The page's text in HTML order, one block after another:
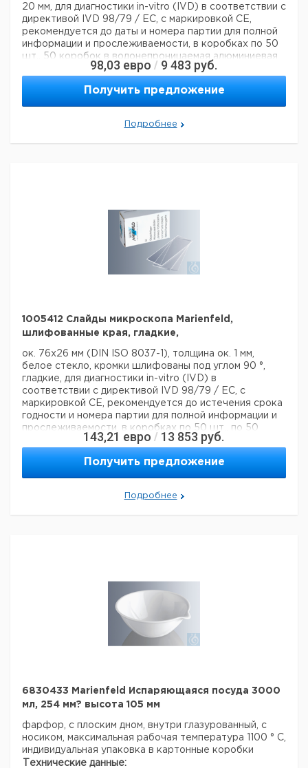
20 мм, для диагностики in-vitro (IVD) в соответствии с
директивой IVD 98/79 / EC, с маркировкой CE,
рекомендуется до даты и номера партии для полной
информации и прослеживаемости, в коробках по 50
шт., 50 коробок в водонепроницаемая алюминиевая
Технические данные:
Порез
Матовый:
да
98,03 евро / 9 483 руб.
Получить предложение
Подробнее
1005412 Слайды микроскопа Marienfeld,
шлифованные края, гладкие,
ок. 76x26 мм (DIN ISO 8037-1), толщина ок. 1 мм,
белое стекло, кромки шлифованы под углом 90 °,
гладкие, для диагностики in-vitro (IVD) в
соответствии с директивой IVD 98/79 / EC, с
маркировкой CE, рекомендуется до истечения срока
годности и номера партии для полной информации и
прослеживаемости, в коробках по 50 шт., по 50
коробок в водонепроницаемом алюминиевом пакете
Технические данные:
Земля 90 °
Матовый:
нет
143,21 евро / 13 853 руб.
Получить предложение
Подробнее
6830433 Marienfeld Испаряющаяся посуда 3000
мл, 254 мм? высота 105 мм
фарфор, с плоским дном, внутри глазурованный, с
носиком, максимальная рабочая температура 1100 ° C,
индивидуальная упаковка в картонные коробки
Технические данные: